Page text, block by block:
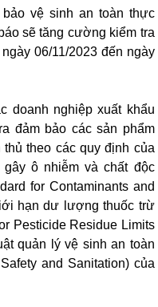
vệ sinh an toàn thực
sẽ tăng cường kiểm tra
06/11/2023 đến ngày
doanh nghiệp xuất khẩu
đảm bảo các sản phẩm
theo các quy định của
ô nhiễm và chất độc
for Contaminants and
hạn dư lượng thuốc trừ
Pesticide Residue Limits
quản lý vệ sinh an toàn
and Sanitation) của